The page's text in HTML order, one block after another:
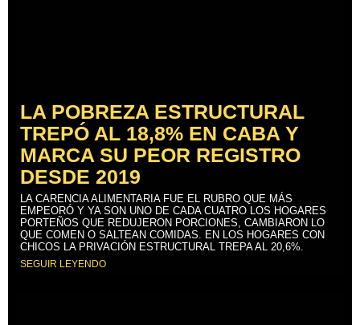
LA POBREZA ESTRUCTURAL
TREPÓ AL 18,8% EN CABA Y
MARCA SU PEOR REGISTRO
DESDE 2019
LA CARENCIA ALIMENTARIA FUE EL RUBRO QUE MÁS
EMPEORÓ Y YA SON UNO DE CADA CUATRO LOS HOGARES
PORTEÑOS QUE REDUJERON PORCIONES, CAMBIARON LO
QUE COMEN O SALTEAN COMIDAS. EN LOS HOGARES CON
CHICOS LA PRIVACIÓN ESTRUCTURAL TREPA AL 20,6%.
SEGUIR LEYENDO